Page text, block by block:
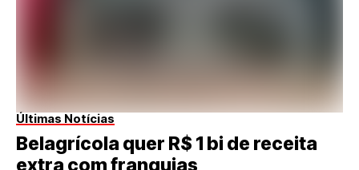
Últimas Notícias
Belagrícola quer R$ 1 bi de receita
extra com franquias